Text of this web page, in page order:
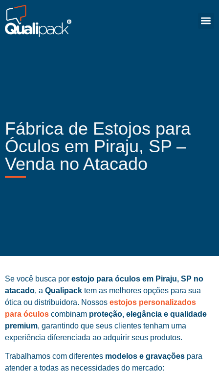
Fábrica de Estojos para
Óculos em Piraju, SP –
Venda no Atacado
Se você busca por estojo para óculos em Piraju, SP no
atacado, a Qualipack tem as melhores opções para sua
ótica ou distribuidora. Nossos estojos personalizados
para óculos combinam proteção, elegância e qualidade
premium, garantindo que seus clientes tenham uma
experiência diferenciada ao adquirir seus produtos.
Trabalhamos com diferentes modelos e gravações para
atender a todas as necessidades do mercado: